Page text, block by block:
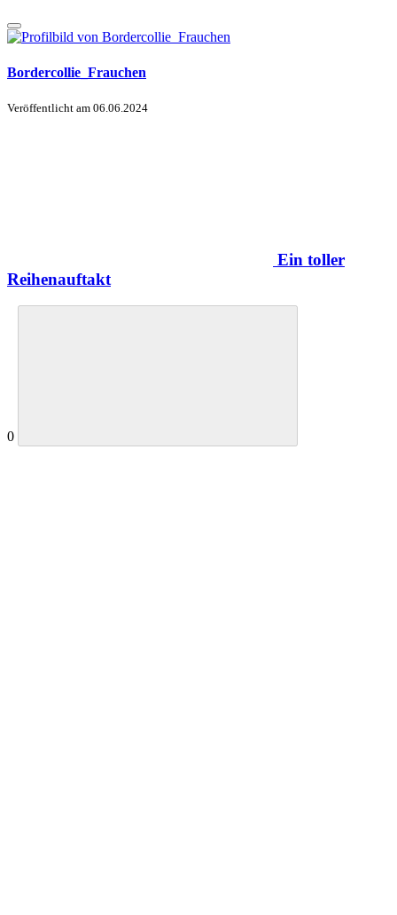
Bordercollie_Frauchen
Veröffentlicht am 06.06.2024
Ein toller
Reihenauftakt
0